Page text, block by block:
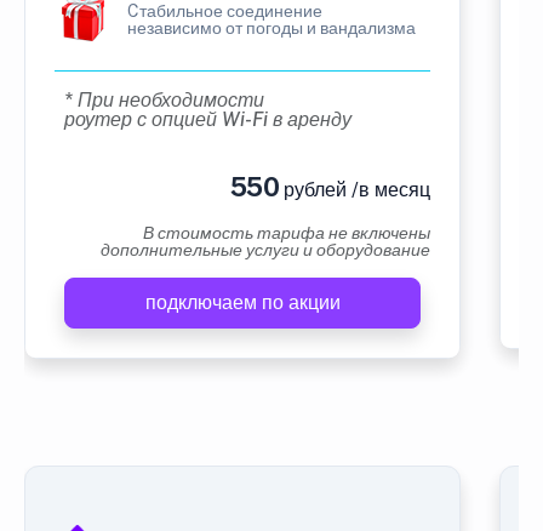
Cтабильное соединение
независимо от погоды и вандализма
* При необходимости
роутер с опцией Wi-Fi в аренду
550 рублей /в месяц
В стоимость тарифа не включены
дополнительные услуги и оборудование
подключаем по акции